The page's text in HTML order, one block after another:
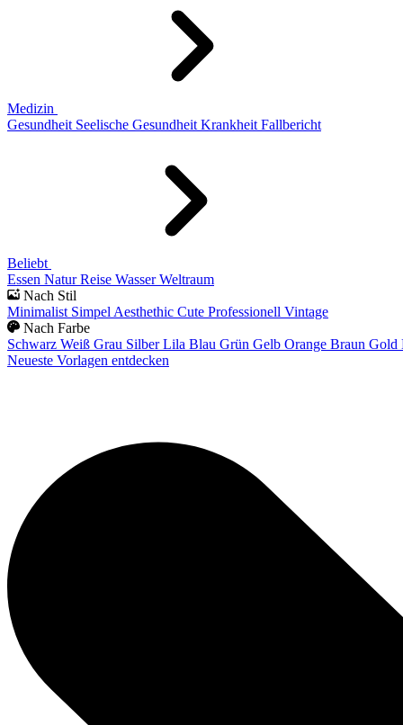
Medizin
Gesundheit Seelische Gesundheit Krankheit Fallbericht
Beliebt
Essen Natur Reise Wasser Weltraum
Nach Stil
Minimalist Simpel Aesthethic Cute Professionell Vintage
Nach Farbe
Schwarz Weiß Grau Silber Lila Blau Grün Gelb Orange Braun Gold
Neueste Vorlagen entdecken